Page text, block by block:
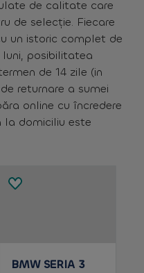
de calitate care
de selecție. Fiecare
un istoric complet de
posibilitatea
de 14 zile (in
returnare a sumei
online cu încredere
la domiciliu este
BMW SERIA 3